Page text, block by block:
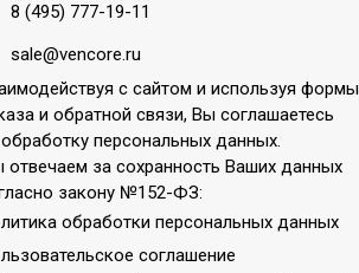
8 (495) 777-19-11
sale@vencore.ru
с сайтом и используя формы
и обратной связи, Вы соглашаетесь
персональных данных.
за сохранность Ваших данных
закону №152-ФЗ:
обработки персональных данных
соглашение